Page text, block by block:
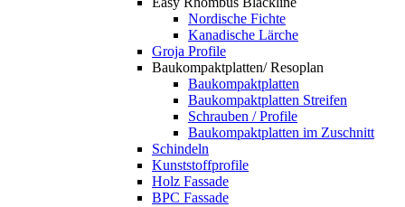
Nordische Fichte
Kanadische Lärche
Groja Profile
Baukompaktplatten/ Resoplan
Baukompaktplatten
Baukompaktplatten Streifen
Schrauben / Profile
Baukompaktplatten im Zuschnitt
Schindeln
Kunststoffprofile
Holz Fassade
BPC Fassade